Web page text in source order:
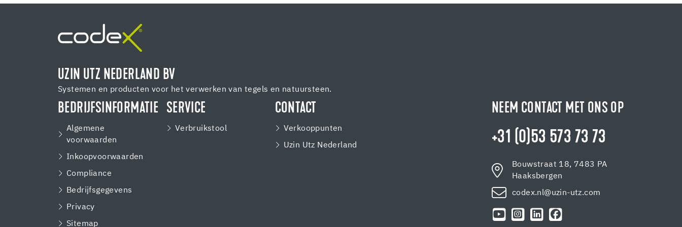
UZIN UTZ NEDERLAND BV
Systemen en producten voor het verwerken van tegels en natuursteen.
BEDRIJFSINFORMATIE
Algemene
voorwaarden
Inkoopvoorwaarden
Compliance
Bedrijfsgegevens
Privacy
Sitemap
SERVICE
Verbruikstool
CONTACT
Verkooppunten
Uzin Utz Nederland
NEEM CONTACT MET ONS OP
+31 (0)53 573 73 73
Bouwstraat 18, 7483 PA
Haaksbergen
codex.nl@uzin-utz.com